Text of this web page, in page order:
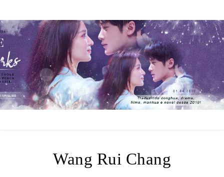
Wang Rui Chang